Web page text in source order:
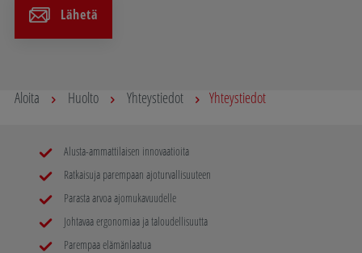
Lähetä
Aloita Huolto Yhteystiedot Yhteystiedot
Alusta-ammattilaisen innovaatioita
Ratkaisuja parempaan ajoturvallisuuteen
Parasta arvoa ajomukavuudelle
Johtavaa ergonomiaa ja taloudellisuutta
Parempaa elämänlaatua